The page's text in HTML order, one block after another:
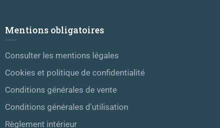
Mentions obligatoires
Consulter les mentions légales
Cookies et politique de confidentialité
Conditions générales de vente
Conditions générales d'utilisation
Règlement intérieur